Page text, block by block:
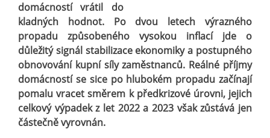
domácností vrátil do
kladných hodnot. Po dvou letech výrazného
propadu způsobeného vysokou inflací jde o
důležitý signál stabilizace ekonomiky a postupného
obnovování kupní síly zaměstnanců. Reálné příjmy
domácností se sice po hlubokém propadu začínají
pomalu vracet směrem k předkrizové úrovni, jejich
celkový výpadek z let 2022 a 2023 však zůstává jen
částečně vyrovnán.